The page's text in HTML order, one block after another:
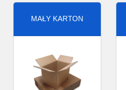
MAŁY KARTON